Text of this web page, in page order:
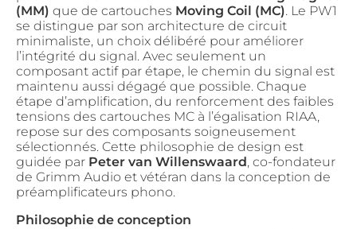
(MM) que de cartouches Moving Coil (MC). Le PW1
se distingue par son architecture de circuit
minimaliste, un choix délibéré pour améliorer
l’intégrité du signal. Avec seulement un
composant actif par étape, le chemin du signal est
maintenu aussi dégagé que possible. Chaque
étape d’amplification, du renforcement des faibles
tensions des cartouches MC à l’égalisation RIAA,
repose sur des composants soigneusement
sélectionnés. Cette philosophie de design est
guidée par Peter van Willenswaard, co-fondateur
de Grimm Audio et vétéran dans la conception de
préamplificateurs phono.
Philosophie de conception